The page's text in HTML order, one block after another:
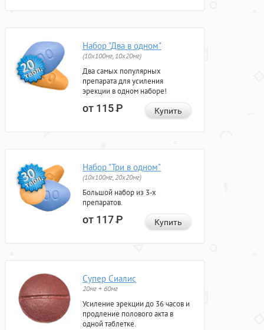
Набор "Два в одном"
(10x100мг, 10x20мг)
Два самых популярных
препарата для усиления
эрекции в одном наборе!
от 115Р Купить
Набор "Три в одном"
(10x100мг, 20x20мг)
Большой набор из 3-х
препаратов.
от 117Р Купить
Супер Сиалис
20мг + 60мг
Усиление эрекции до 36 часов и
продление полового акта в
одной таблетке.